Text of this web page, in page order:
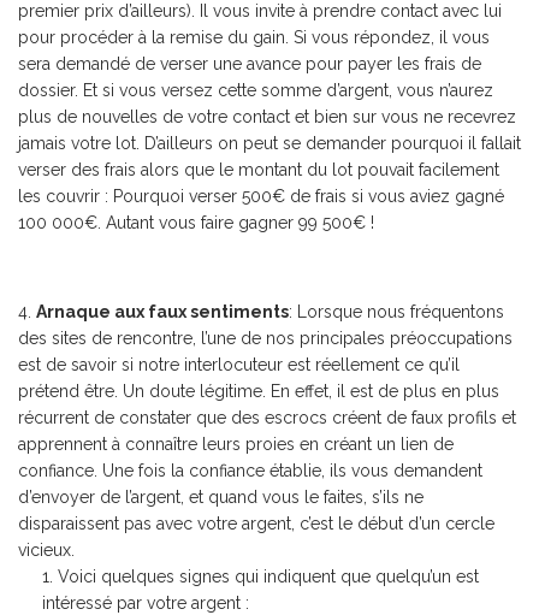
premier prix d’ailleurs). Il vous invite à prendre contact avec lui
pour procéder à la remise du gain. Si vous répondez, il vous
sera demandé de verser une avance pour payer les frais de
dossier. Et si vous versez cette somme d’argent, vous n’aurez
plus de nouvelles de votre contact et bien sur vous ne recevrez
jamais votre lot. D’ailleurs on peut se demander pourquoi il fallait
verser des frais alors que le montant du lot pouvait facilement
les couvrir : Pourquoi verser 500€ de frais si vous aviez gagné
100 000€. Autant vous faire gagner 99 500€ !
Arnaque aux faux sentiments: Lorsque nous fréquentons
des sites de rencontre, l’une de nos principales préoccupations
est de savoir si notre interlocuteur est réellement ce qu’il
prétend être. Un doute légitime. En effet, il est de plus en plus
récurrent de constater que des escrocs créent de faux profils et
apprennent à connaître leurs proies en créant un lien de
confiance. Une fois la confiance établie, ils vous demandent
d’envoyer de l’argent, et quand vous le faites, s’ils ne
disparaissent pas avec votre argent, c’est le début d’un cercle
vicieux.
Voici quelques signes qui indiquent que quelqu’un est
intéressé par votre argent :